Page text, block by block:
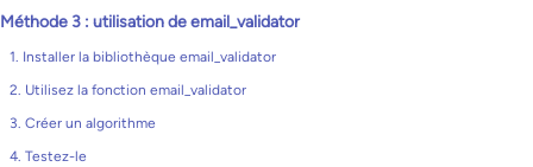
Méthode 3 : utilisation de email_validator
1. Installer la bibliothèque email_validator
2. Utilisez la fonction email_validator
3. Créer un algorithme
4. Testez-le